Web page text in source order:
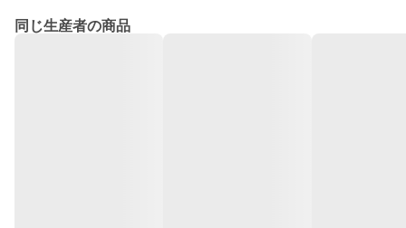
同じ生産者の商品